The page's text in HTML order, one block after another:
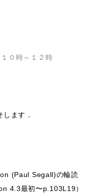
０時～１２時
ます．
(Paul Segall)の輪読
4.3最初〜p.103L19